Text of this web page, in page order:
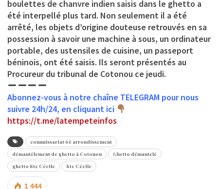
boulettes de chanvre indien saisis dans le ghetto a
été interpellé plus tard. Non seulement il a été
arrêté, les objets d’origine douteuse retrouvés en sa
possession à savoir une machine à sous, un ordinateur
portable, des ustensiles de cuisine, un passeport
béninois, ont été saisis. Ils seront présentés au
Procureur du tribunal de Cotonou ce jeudi.
Abonnez-vous à notre chaîne TELEGRAM pour nous
suivre 24h/24, en cliquant ici
https://t.me/latempeteinfos
commissariat 6è arrondissement
démantèlement de ghetto à Cotonou
Ghetto démantelé
ghetto Ste Cécile
Ste Cécile
1 444